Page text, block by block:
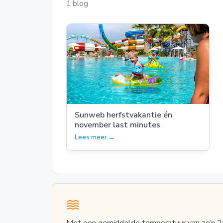
1 blog
Sunweb herfstvakantie én
november last minutes
Lees meer →